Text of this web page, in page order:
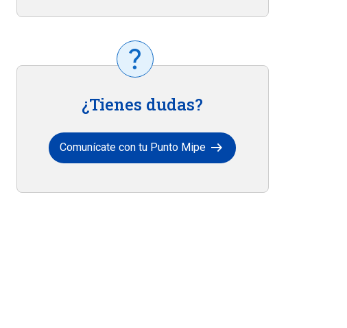
¿Tienes dudas?
Comunícate con tu Punto Mipe arrow_right_alt